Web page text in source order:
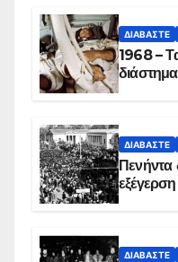
ΔΙΑΒΆΣΤΕ
1968 –
διάστημα
ΔΙΑΒΆΣΤΕ
Πενήντα
ΔΙΑΒΆΣΤΕ